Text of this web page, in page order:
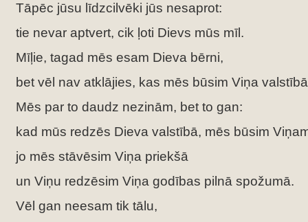
Tāpēc jūsu līdzcilvēki jūs nesaprot:
tie nevar aptvert, cik ļoti Dievs mūs mīl.
Mīļie, tagad mēs esam Dieva bērni,
bet vēl nav atklājies, kas mēs būsim Viņa
Mēs par to daudz nezinām, bet to gan:
kad mūs redzēs Dieva valstībā, mēs būsim
jo mēs stāvēsim Viņa priekšā
un Viņu redzēsim Viņa godības pilnā spožumā.
Vēl gan neesam tik tālu,